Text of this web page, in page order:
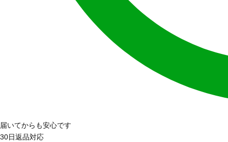
届いてからも安心です
30日返品対応